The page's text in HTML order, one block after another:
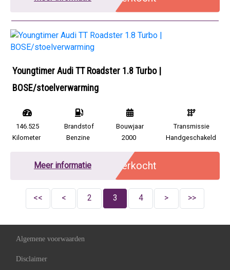
Youngtimer Audi TT Roadster 1.8 Turbo |
BOSE/stoelverwarming
146.525
Kilometer
Brandstof
Benzine
Bouwjaar
2000
Transmissie
Handgeschakeld
Meer informatie Verkocht
<< < 2 3 4 > >>
Algemene voorwaarden
Disclaimer